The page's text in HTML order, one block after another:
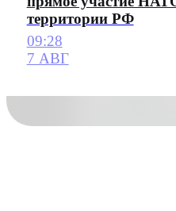
территории РФ
09:28
7 АВГ